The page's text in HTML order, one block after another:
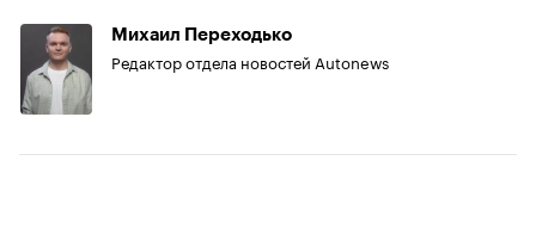
Михаил Переходько
Редактор отдела новостей Autonews